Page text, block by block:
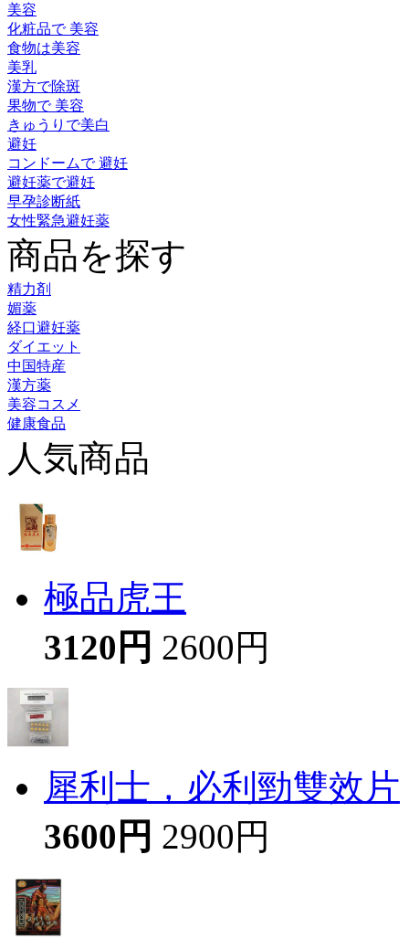
美容
化粧品で 美容
食物は美容
美乳
漢方で除斑
果物で 美容
きゅうりで美白
避妊
コンドームで 避妊
避妊薬で避妊
早孕診断紙
女性緊急避妊薬
商品を探す
精力剤
媚薬
経口避妊薬
ダイエット
中国特産
漢方薬
美容コスメ
健康食品
人気商品
極品虎王
3120円 2600円
犀利士，必利勁雙效片
3600円 2900円